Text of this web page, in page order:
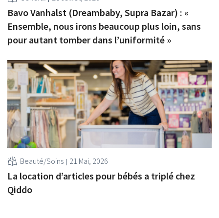
Bavo Vanhalst (Dreambaby, Supra Bazar) : «
Ensemble, nous irons beaucoup plus loin, sans
pour autant tomber dans l’uniformité »
Beauté/Soins 21 Mai, 2026
La location d’articles pour bébés a triplé chez
Qiddo